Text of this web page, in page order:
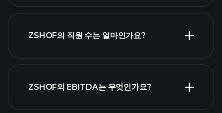
ZSHOF의 직원 수는 얼마인가요?
장 큰 고용주 목록
ZSHOF의 EBITDA는 무엇인가요?